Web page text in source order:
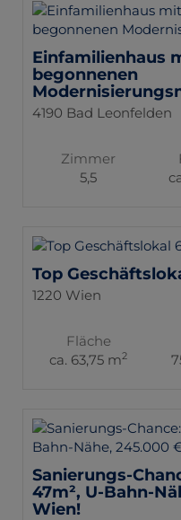
Einfamilienhaus
begonnenen
4190 Bad Leonfelden
Zimmer
5,5
Top
1220 Wien
Fläche
ca. 63,75 m2
Sanierungs-
47m², U-Bahn-
Wien!